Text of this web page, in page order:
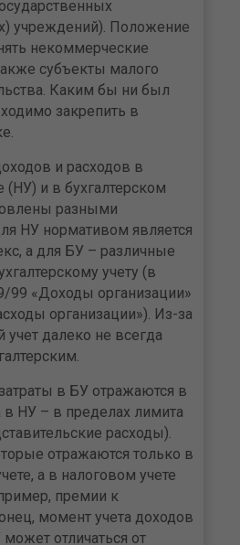
учреждений). Положение
некоммерческие
субъекты малого
Каким бы ни был
закрепить в
и расходов в
(НУ) и в бухгалтерском
разными
НУ нормативом является
а для БУ – различные
учету (в
99 «Доходы организации»
организации»). Из-за
учет далеко не всегда
в БУ отражаются в
в НУ – в пределах лимита
расходы).
отражаются только в
а в налоговом учете
премии к
момент учета доходов
отличаться от